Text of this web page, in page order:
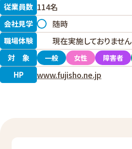
従業員数 114名
会社見学 ◯
随時
職場体験 ×
現在実施しておりません
対象 一般 女性 障害者
HP www.fujisho.ne.jp